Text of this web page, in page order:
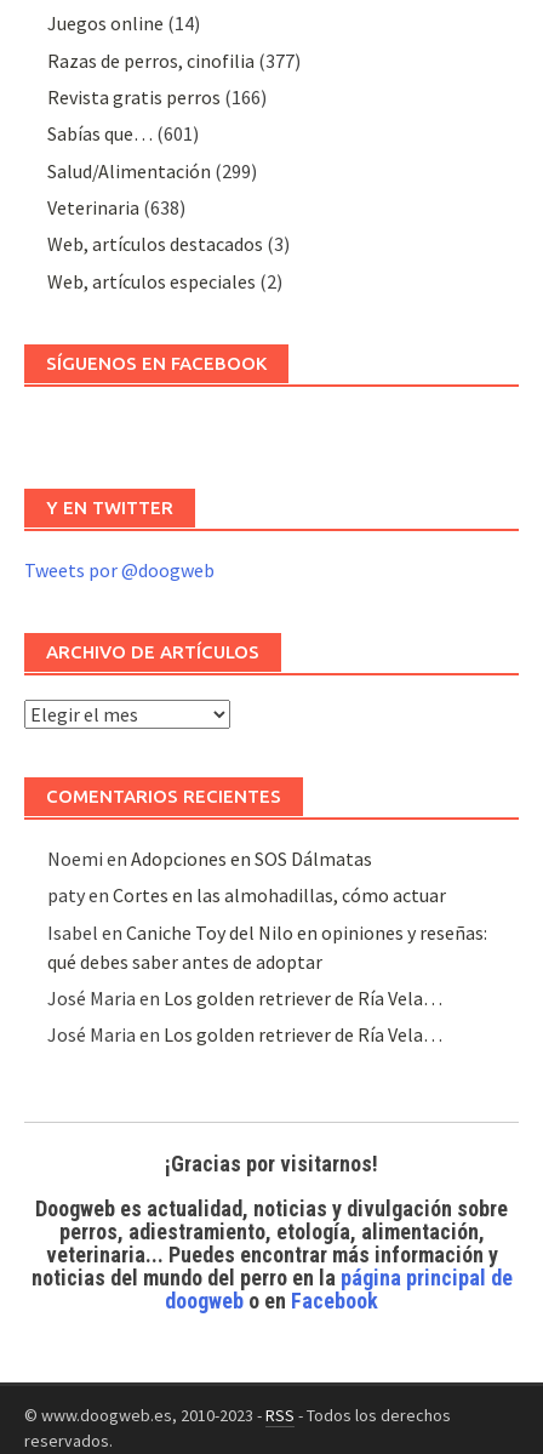
Juegos online (14)
Razas de perros, cinofilia (377)
Revista gratis perros (166)
Sabías que… (601)
Salud/Alimentación (299)
Veterinaria (638)
Web, artículos destacados (3)
Web, artículos especiales (2)
SÍGUENOS EN FACEBOOK
Y EN TWITTER
Tweets por @doogweb
ARCHIVO DE ARTÍCULOS
Archivo
COMENTARIOS RECIENTES
Noemi enAdopciones en SOS Dálmatas
patyenCortes en las almohadillas, cómo actuar
Isabel enCaniche Toy del Nilo en opiniones y reseñas:
qué debes saber antes de adoptar
José Maria en Los golden retriever de Ría Vela…
José Maria en Los golden retriever de Ría Vela…
¡Gracias por visitarnos!
Doogweb es actualidad, noticias y divulgación sobre
perros, adiestramiento, etología, alimentación,
veterinaria... Puedes encontrar más información y
noticias del mundo del perroen la página principal de
doogweb o en Facebook
© www.doogweb.es, 2010-2023 -RSS - Todos los derechos
reservados.